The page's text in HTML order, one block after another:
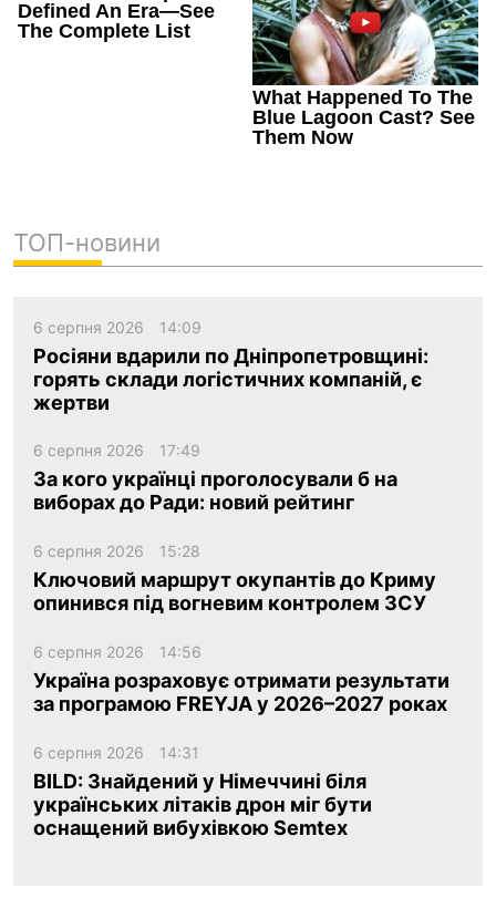
ТОП-новини
6 серпня 2026 14:09
Росіяни вдарили по Дніпропетровщині:
горять склади логістичних компаній, є
жертви
6 серпня 2026 17:49
За кого українці проголосували б на
виборах до Ради: новий рейтинг
6 серпня 2026 15:28
Ключовий маршрут окупантів до Криму
опинився під вогневим контролем ЗСУ
6 серпня 2026 14:56
Україна розраховує отримати результати
за програмою FREYJA у 2026–2027 роках
6 серпня 2026 14:31
BILD: Знайдений у Німеччині біля
українських літаків дрон міг бути
оснащений вибухівкою Semtex